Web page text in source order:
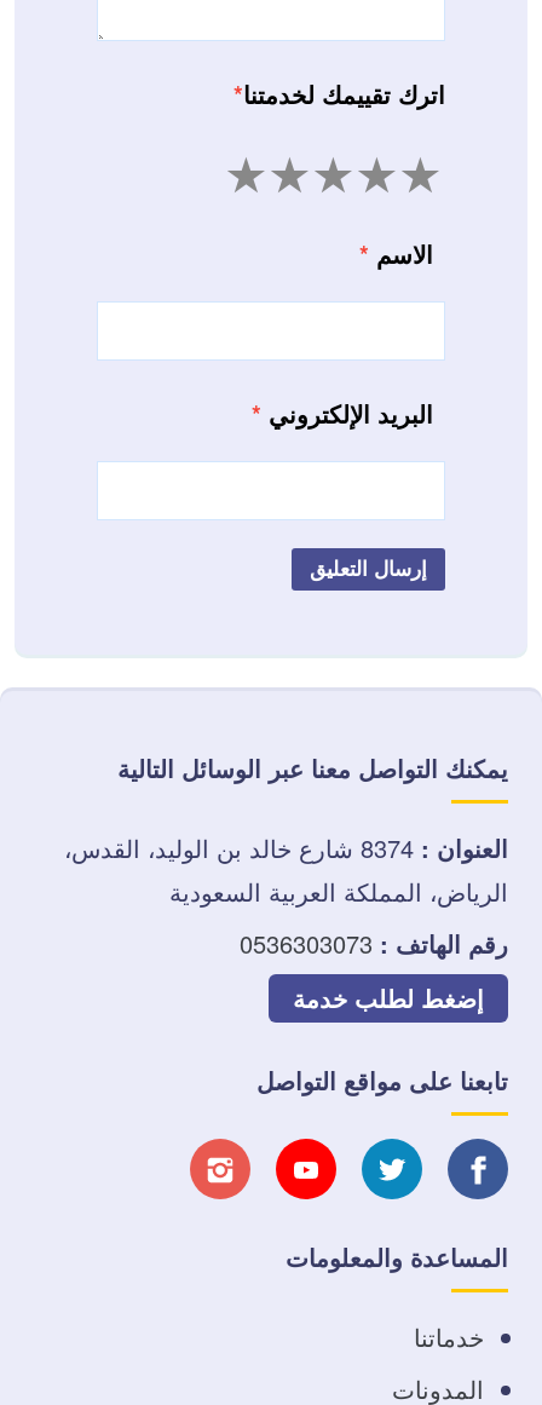
اترك تقييمك لخدمتنا*
4 3 2 1
الاسم *
البريد الإلكتروني *
يمكنك التواصل معنا عبر الوسائل التالية
العنوان :
8374 شارع خالد بن الوليد، القدس،
الرياض، المملكة العربية السعودية
رقم الهاتف : 0536303073
إضغط لطلب خدمة
تابعنا على مواقع التواصل
تابعنا
على
فيسبوك
تابعنا
على
تابعنا تابعنا
المساعدة والمعلومات
خدماتنا
المدونات